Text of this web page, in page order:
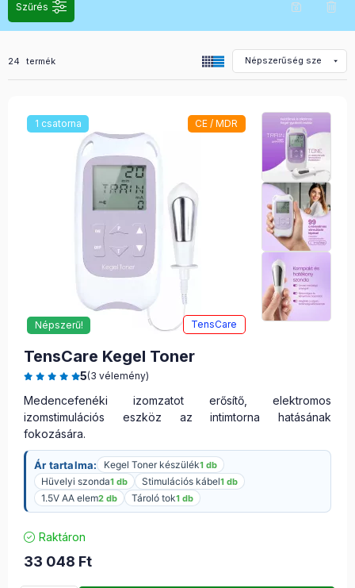
Szűrés
Összes termék a kategóriában
24 termék
1 csatorna CE / MDR
Népszerű! TensCare
TensCare Kegel Toner
5(3 vélemény)
Medencefenéki izomzatot erősítő, elektromos
izomstimulációs eszköz az intimtorna hatásának
fokozására.
Ár tartalma: Kegel Toner készülék1 db
Hüvelyi szonda1 db Stimulációs kábel1 db
1.5V AA elem2 db Tároló tok1 db
Raktáron
33 048 Ft